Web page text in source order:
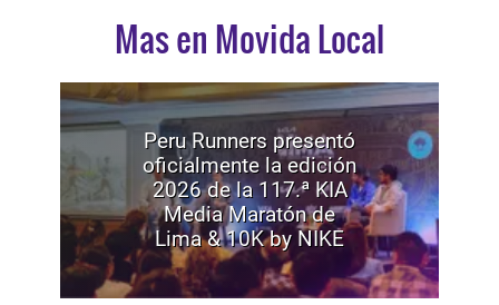
Mas en Movida Local
Peru Runners presentó
oficialmente la edición
2026 de la 117.ª KIA
Media Maratón de
Lima & 10K by NIKE